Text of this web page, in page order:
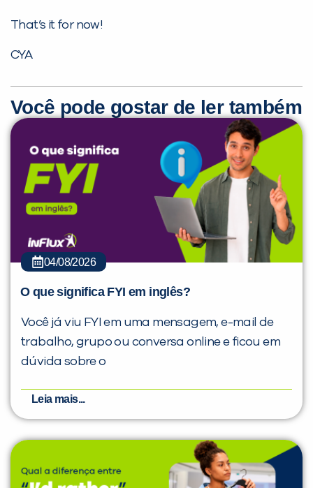
That’s it for now!
CYA
Você pode gostar de ler também
04/08/2026
O que significa FYI em inglês?
Você já viu FYI em uma mensagem, e-mail de
trabalho, grupo ou conversa online e ficou em
dúvida sobre o
Leia mais...